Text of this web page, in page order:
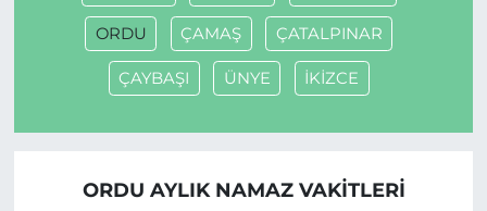
ORDU ÇAMAŞ ÇATALPINAR
ÇAYBAŞI ÜNYE İKİZCE
ORDU AYLIK NAMAZ VAKITLERI